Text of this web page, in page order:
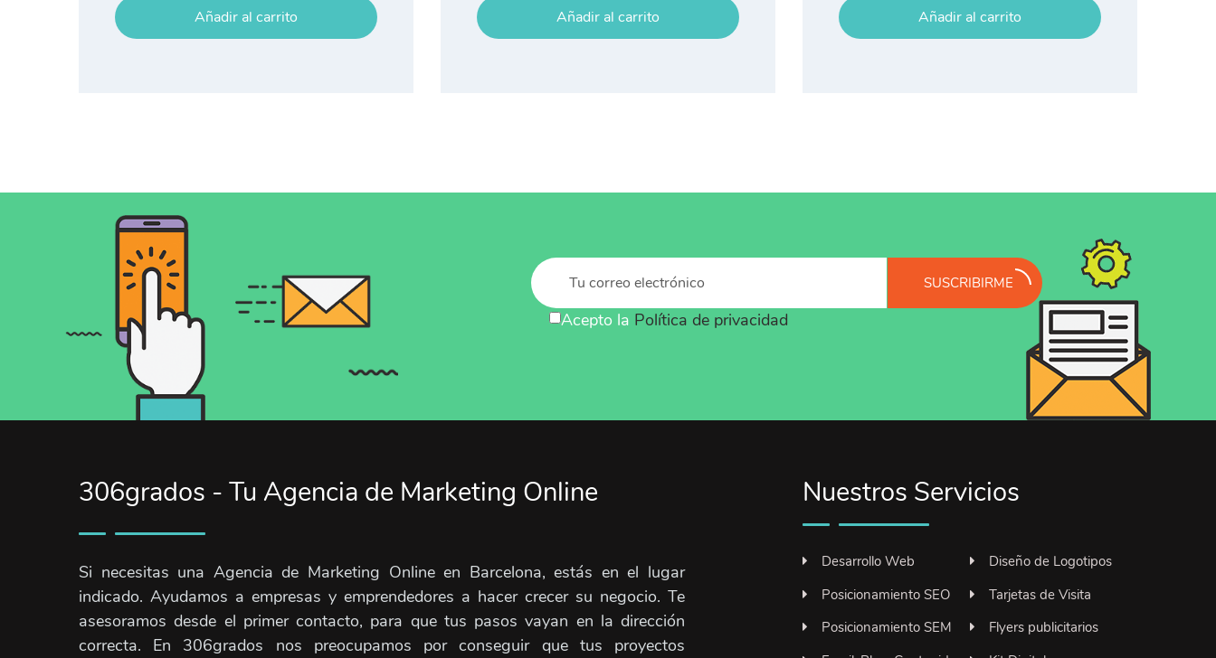
Añadir al carrito Añadir al carrito Añadir al carrito
SUSCRIBIRME
Acepto la Política de privacidad
306grados - Tu Agencia de Marketing Online
Si necesitas una Agencia de Marketing Online en Barcelona, estás en el lugar
indicado. Ayudamos a empresas y emprendedores a hacer crecer su negocio. Te
asesoramos desde el primer contacto, para que tus pasos vayan en la dirección
correcta. En 306grados nos preocupamos por conseguir que tus proyectos
Nuestros Servicios
Desarrollo Web
Posicionamiento SEO
Posicionamiento SEM
Diseño de Logotipos
Tarjetas de Visita
Flyers publicitarios